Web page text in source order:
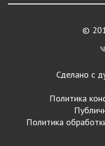
©
Сделано с
Политика
Политика